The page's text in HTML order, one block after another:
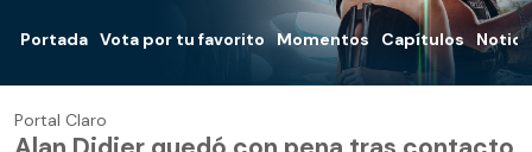
Portada Vota por tu favorito Momentos Capítulos
Portal Claro